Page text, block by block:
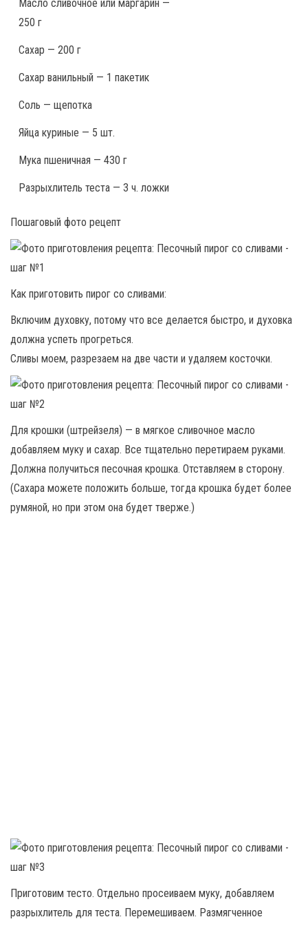
Масло сливочное или маргарин —
250 г
Сахар — 200 г
Сахар ванильный — 1 пакетик
Соль — щепотка
Яйца куриные — 5 шт.
Мука пшеничная — 430 г
Разрыхлитель теста — 3 ч. ложки
Пошаговый фото рецепт
Как приготовить пирог со сливами:
Включим духовку, потому что все делается быстро, и духовка
должна успеть прогреться.
Сливы моем, разрезаем на две части и удаляем косточки.
Для крошки (штрейзеля) — в мягкое сливочное масло
добавляем муку и сахар. Все тщательно перетираем руками.
Должна получиться песочная крошка. Отставляем в сторону.
(Сахара можете положить больше, тогда крошка будет более
румяной, но при этом она будет тверже.)
Приготовим тесто. Отдельно просеиваем муку, добавляем
разрыхлитель для теста. Перемешиваем. Размягченное